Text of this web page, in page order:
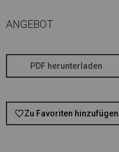
ANGEBOT
PDF herunterladen
Zu Favoriten hinzufügen